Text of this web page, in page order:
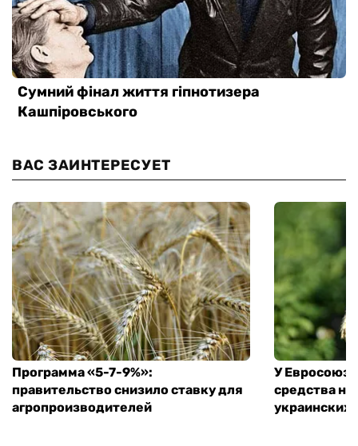
ВАС ЗАИНТЕРЕСУЕТ
Программа «5-7-9%»:
правительство снизило ставку для
агропроизводителей
У
средства